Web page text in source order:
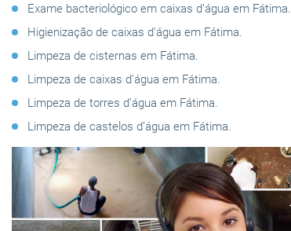
Exame bacteriológico em caixas d’água em Fátima.
Higienização de caixas d’água em Fátima.
Limpeza de cisternas em Fátima.
Limpeza de caixas d’água em Fátima.
Limpeza de torres d’água em Fátima.
Limpeza de castelos d’água em Fátima.